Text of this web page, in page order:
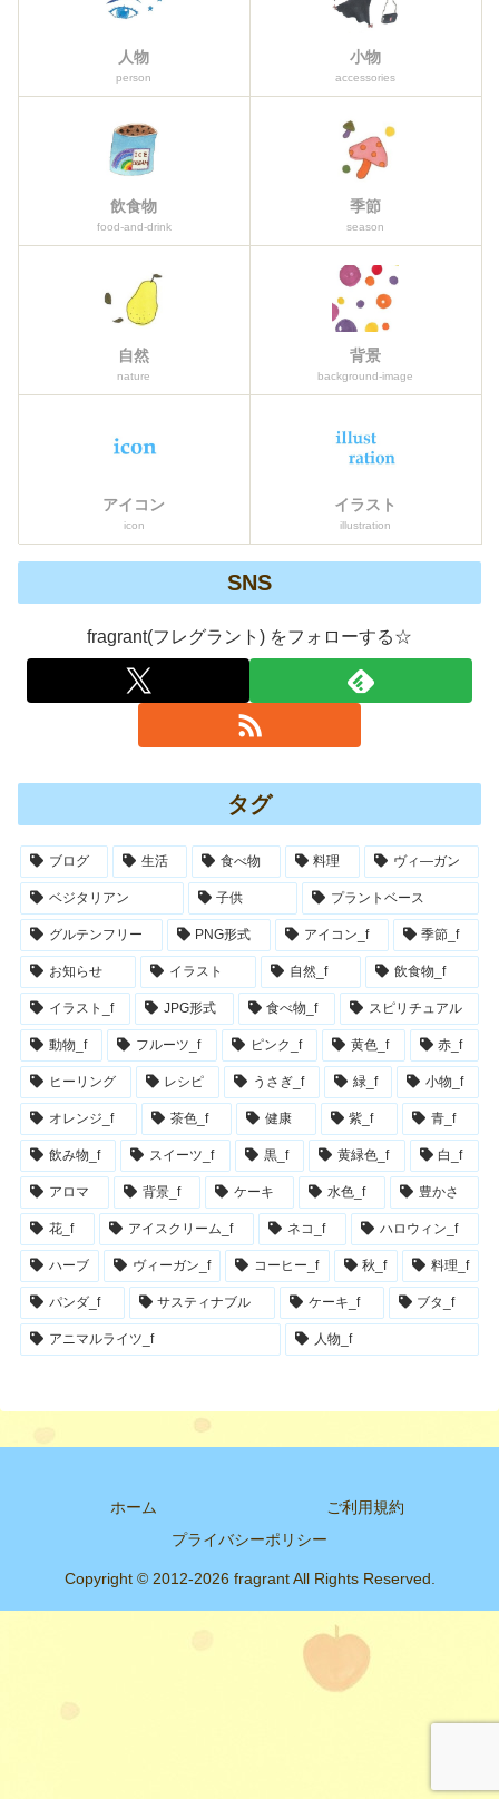
人物
person
小物
accessories
飲食物
food-and-drink
季節
season
自然
nature
背景
background-image
アイコン
icon
イラスト
illustration
SNS
fragrant(フレグラント) をフォローする☆
タグ
ブログ 生活 食べ物 料理 ヴィ―ガン
ベジタリアン 子供 プラントベース
グルテンフリー PNG形式 アイコン_f 季節_f
お知らせ イラスト 自然_f 飲食物_f
イラスト_f JPG形式 食べ物_f スピリチュアル
動物_f フルーツ_f ピンク_f 黄色_f 赤_f
ヒーリング レシピ うさぎ_f 緑_f 小物_f
オレンジ_f 茶色_f 健康 紫_f 青_f
飲み物_f スイーツ_f 黒_f 黄緑色_f 白_f
アロマ 背景_f ケーキ 水色_f 豊かさ
花_f アイスクリーム_f ネコ_f ハロウィン_f
ハーブ ヴィーガン_f コーヒー_f 秋_f 料理_f
パンダ_f サスティナブル ケーキ_f ブタ_f
アニマルライツ_f 人物_f
ホーム
ご利用規約
プライバシーポリシー
Copyright © 2012-2026 fragrant All Rights Reserved.